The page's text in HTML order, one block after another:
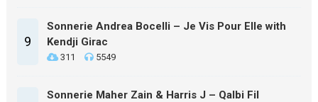
9
Sonnerie Andrea Bocelli – Je Vis Pour Elle with
Kendji Girac
311 5549
Sonnerie Maher Zain & Harris J – Qalbi Fil